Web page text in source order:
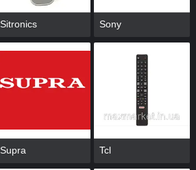
Sitronics Sony
Supra Tcl